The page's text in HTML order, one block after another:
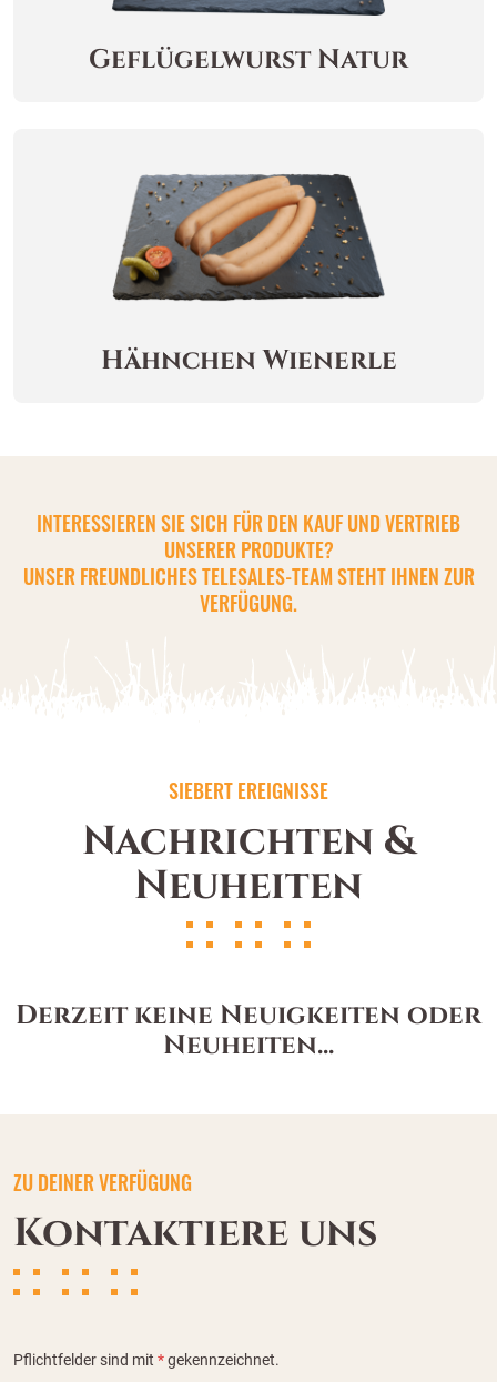
Geflügelwurst Natur
Hähnchen Wienerle
INTERESSIEREN SIE SICH FÜR DEN KAUF UND VERTRIEB
UNSERER PRODUKTE?
UNSER FREUNDLICHES TELESALES-TEAM STEHT IHNEN ZUR
VERFÜGUNG.
SIEBERT EREIGNISSE
Nachrichten &
Neuheiten
Derzeit keine Neuigkeiten oder
Neuheiten...
ZU DEINER VERFÜGUNG
Kontaktiere uns
Pflichtfelder sind mit *gekennzeichnet.